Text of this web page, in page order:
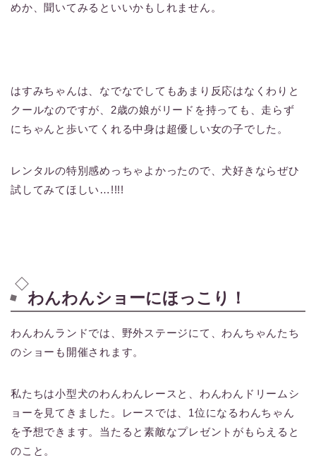
めか、聞いてみるといいかもしれません。
はすみちゃんは、なでなでしてもあまり反応はなくわりと
クールなのですが、2歳の娘がリードを持っても、走らず
にちゃんと歩いてくれる中身は超優しい女の子でした。
レンタルの特別感めっちゃよかったので、犬好きならぜひ
試してみてほしい…!!!!
わんわんショーにほっこり！
わんわんランドでは、野外ステージにて、わんちゃんたち
のショーも開催されます。
私たちは小型犬のわんわんレースと、わんわんドリームシ
ョーを見てきました。レースでは、1位になるわんちゃん
を予想できます。当たると素敵なプレゼントがもらえると
のこと。